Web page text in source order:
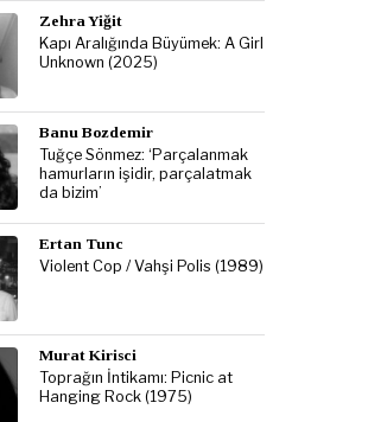
Zehra Yiğit
Kapı Aralığında Büyümek: A Girl
Unknown (2025)
Banu Bozdemir
Tuğçe Sönmez: ‘Parçalanmak
hamurların işidir, parçalatmak
da bizim’
Ertan Tunc
Violent Cop / Vahşi Polis (1989)
Murat Kirisci
Toprağın İntikamı: Picnic at
Hanging Rock (1975)